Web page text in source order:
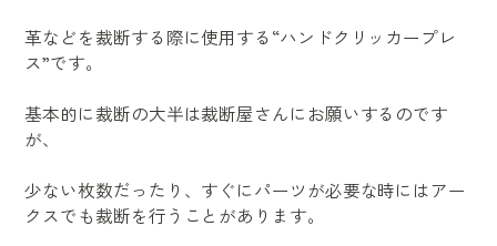
革などを裁断する際に使用する“ハンドクリッカープレ
ス”です。
基本的に裁断の大半は裁断屋さんにお願いするのです
が、
少ない枚数だったり、すぐにパーツが必要な時にはアー
クスでも裁断を行うことがあります。